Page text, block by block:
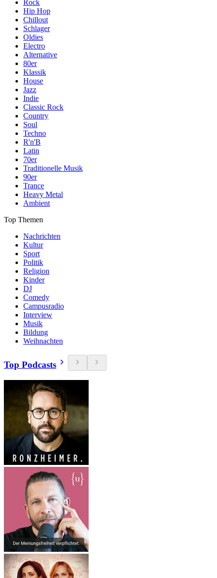
Rock
Hip Hop
Chillout
Schlager
Oldies
Electro
Alternative
80er
Klassik
House
Jazz
Indie
Classic Rock
Country
Soul
Techno
R'n'B
Latin
70er
Traditionelle Musik
90er
Trance
Heavy Metal
Ambient
Top Themen
Nachrichten
Kultur
Sport
Politik
Religion
Kinder
DJ
Comedy
Campusradio
Interview
Musik
Bildung
Weihnachten
Top Podcasts